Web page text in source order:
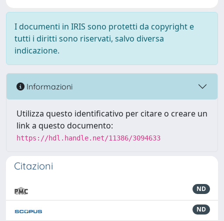
I documenti in IRIS sono protetti da copyright e
tutti i diritti sono riservati, salvo diversa
indicazione.
Informazioni
Utilizza questo identificativo per citare o creare un
link a questo documento:
https://hdl.handle.net/11386/3094633
Citazioni
ND
ND